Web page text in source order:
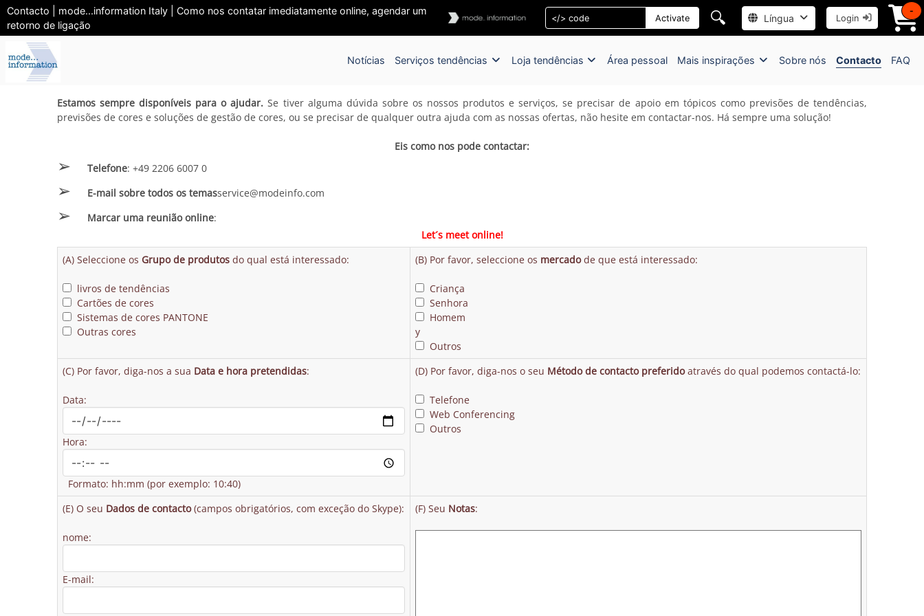
Contacto | mode...information Italy | Como nos contatar imediatamente online, agendar um
retorno de ligação
Activate 🔍 Língua Login
-
Notícias Serviços tendências Loja tendências Área pessoal Mais inspirações Sobre nós Contacto FAQ
Estamos sempre disponíveis para o ajudar. Se tiver alguma dúvida sobre os nossos produtos e serviços, se precisar de apoio em tópicos como previsões de tendências,
previsões de cores e soluções de gestão de cores, ou se precisar de qualquer outra ajuda com as nossas ofertas, não hesite em contactar-nos. Há sempre uma solução!
Eis como nos pode contactar:
➢ Telefone: +49 2206 6007 0
➢ E-mail sobre todos os temasservice@modeinfo.com
➢ Marcar uma reunião online:
Let´s meet online!
(A) Seleccione os Grupo de produtos do qual está interessado:
livros de tendências
Cartões de cores
Sistemas de cores PANTONE
Outras cores
(B) Por favor, seleccione os mercadode que está interessado:
Criança
Senhora
Homem
y
Outros
(C) Por favor, diga-nos a sua Data e hora pretendidas:
Data:
Hora:
Formato: hh:mm (por exemplo: 10:40)
(D) Por favor, diga-nos o seu Método de contacto preferidoatravés do qual podemos contactá-lo:
Telefone
Web Conferencing
Outros
(E) O seu Dados de contacto(campos obrigatórios, com exceção do Skype):
nome:
E-mail:
(F) Seu Notas: